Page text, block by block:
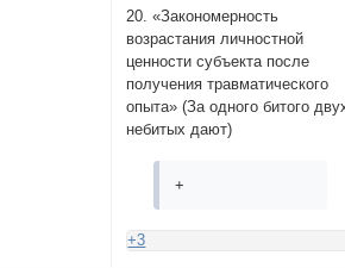
20. «Закономерность
возрастания личностной
ценности субъекта после
получения травматического
опыта» (За одного битого
небитых дают)
+
+3